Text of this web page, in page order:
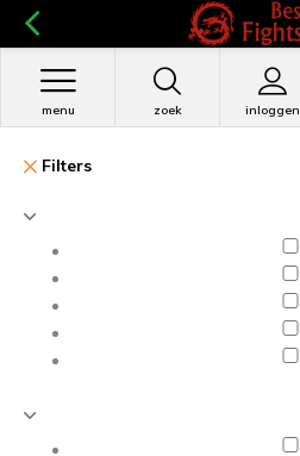
zoek inloggen
menu
Filters